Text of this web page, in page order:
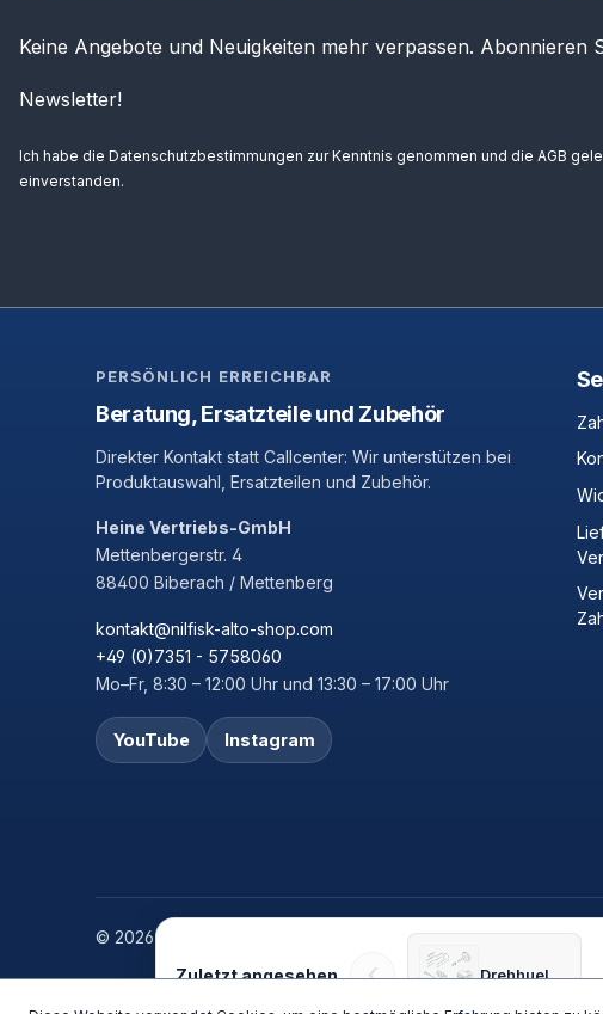
Keine Angebote und Neuigkeiten mehr verpassen. Abonnieren
Newsletter!
Ich habe die Datenschutzbestimmungen zur Kenntnis genommen und die AGB
einverstanden.
PERSÖNLICH ERREICHBAR
Beratung, Ersatzteile und Zubehör
Direkter Kontakt statt Callcenter: Wir unterstützen bei
Produktauswahl, Ersatzteilen und Zubehör.
Heine Vertriebs-GmbH
Mettenbergerstr. 4
88400 Biberach / Mettenberg
kontakt@nilfisk-alto-shop.com
+49 (0)7351 - 5758060
Mo–Fr, 8:30 – 12:00 Uhr und 13:30 – 17:00 Uhr
YouTube Instagram
© 2026 Heine Vertriebs GmbH
Zuletzt angesehen ‹ Drehhuelse Wet& Dry n.m.l.